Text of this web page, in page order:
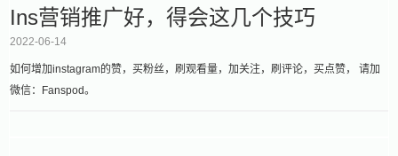
Ins营销推广好，得会这几个技巧
2022-06-14
如何增加instagram的赞，买粉丝，刷观看量，加关注，刷评论，买点赞， 请加
微信：Fanspod。